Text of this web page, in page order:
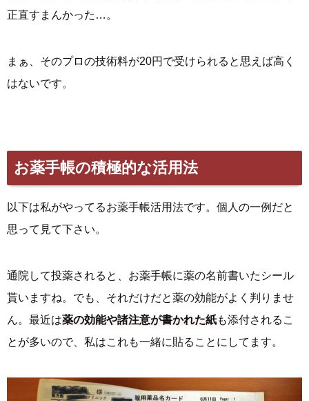
正直すまんかった…。
まぁ、そのプロの技術料が20円で受けられると思えば高く
はないです。
お薬手帳の積極的な活用法
以下は私がやってるお薬手帳活用法です。個人の一例だと
思って見て下さい。
通院して投薬されると、お薬手帳に薬の名前書いたシール
貰いますね。でも、それだけだと薬の効能がよく判りませ
ん。最近は薬の効能や諸注意が書かれた紙も添付されるこ
とが多いので、私はこれも一緒に貼ることにしてます。